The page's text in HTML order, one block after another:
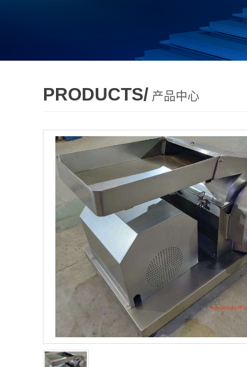
PRODUCTS/ 产品中心